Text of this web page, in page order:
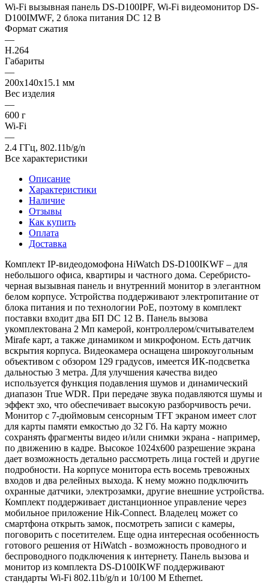
Wi-Fi вызывная панель DS-D100IPF, Wi-Fi видеомонитор DS-
D100IMWF, 2 блока питания DC 12 В
Формат сжатия
—
H.264
Габариты
—
200x140x15.1 мм
Вес изделия
—
600 г
Wi-Fi
—
2.4 ГГц, 802.11b/g/n
Все характеристики
Описание
Характеристики
Наличие
Отзывы
Как купить
Оплата
Доставка
Комплект IP-видеодомофона HiWatch DS-D100IKWF – для
небольшого офиса, квартиры и частного дома. Серебристо-
черная вызывная панель и внутренний монитор в элегантном
белом корпусе. Устройства поддерживают электропитание от
блока питания и по технологии PoE, поэтому в комплект
поставки входит два БП DC 12 В. Панель вызова
укомплектована 2 Мп камерой, контроллером/считывателем
Mirafe карт, а также динамиком и микрофоном. Есть датчик
вскрытия корпуса. Видеокамера оснащена широкоугольным
объективом с обзором 129 градусов, имеется ИК-подсветка
дальностью 3 метра. Для улучшения качества видео
используется функция подавления шумов и динамический
диапазон True WDR. При передаче звука подавляются шумы и
эффект эхо, что обеспечивает высокую разборчивость речи.
Монитор с 7-дюймовым сенсорным TFT экраном имеет слот
для карты памяти емкостью до 32 Гб. На карту можно
сохранять фрагменты видео и/или снимки экрана - например,
по движению в кадре. Высокое 1024х600 разрешение экрана
дает возможность детально рассмотреть лица гостей и другие
подробности. На корпусе монитора есть восемь тревожных
входов и два релейных выхода. К нему можно подключить
охранные датчики, электрозамки, другие внешние устройства.
Комплект поддерживает дистанционное управление через
мобильное приложение Hik-Connect. Владелец может со
смартфона открыть замок, посмотреть записи с камеры,
поговорить с посетителем. Еще одна интересная особенность
готового решения от HiWatch - возможность проводного и
беспроводного подключения к интернету. Панель вызова и
монитор из комплекта DS-D100IKWF поддерживают
стандарты Wi-Fi 802.11b/g/n и 10/100 M Ethernet.